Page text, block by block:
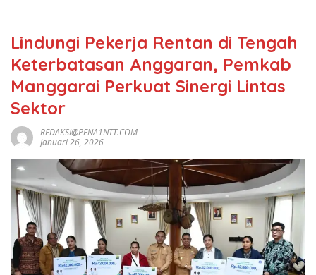
Lindungi Pekerja Rentan di Tengah
Keterbatasan Anggaran, Pemkab
Manggarai Perkuat Sinergi Lintas
Sektor
REDAKSI@PENA1NTT.COM
Januari 26, 2026